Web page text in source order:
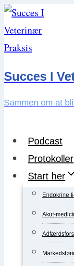
Skip
to
content
Succes I
Sammen om at
Podcast
Protokoller
Start her
Endokrine
Akut-